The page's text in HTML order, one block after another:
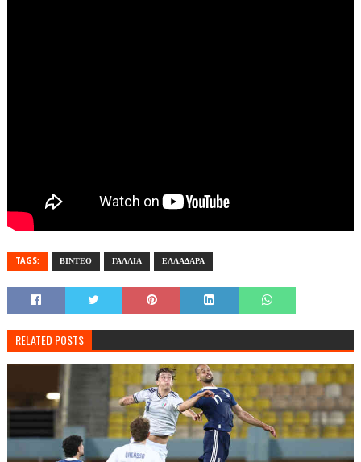
TAGS: ΒΙΝΤΕΟ ΓΑΛΛΙΑ ΕΛΛΑΔΑΡΑ
RELATED POSTS